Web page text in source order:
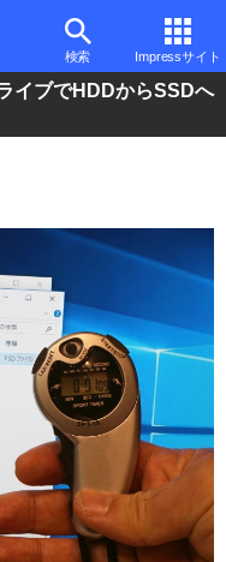
検索 Impressサイト
イブでHDDからSSDへ